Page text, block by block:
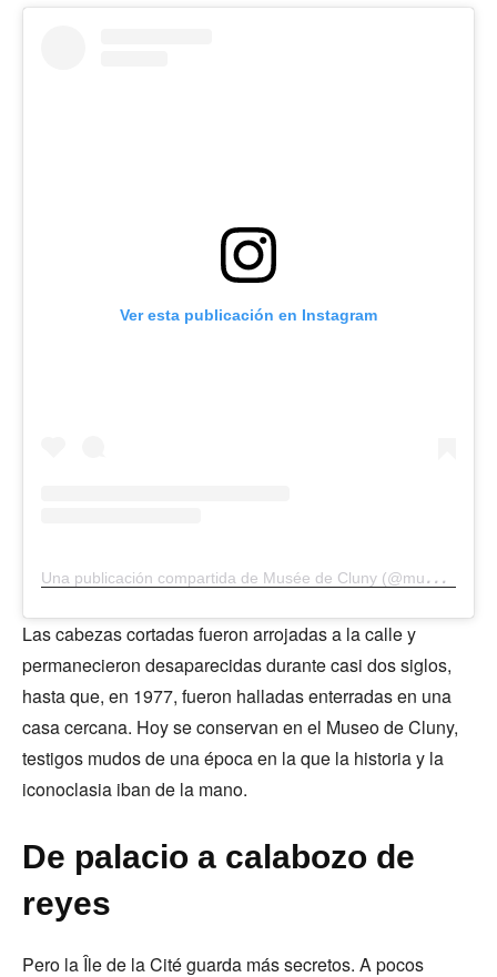
Ver esta publicación en Instagram
U
na publicación compartida de Musée de Cluny (@museecluny)
Las cabezas cortadas fueron arrojadas a la calle y
permanecieron desaparecidas durante casi dos siglos,
hasta que, en 1977, fueron halladas enterradas en una
casa cercana. Hoy se conservan en el Museo de Cluny,
testigos mudos de una época en la que la historia y la
iconoclasia iban de la mano.
De palacio a calabozo de
reyes
Pero la Île de la Cité guarda más secretos. A pocos